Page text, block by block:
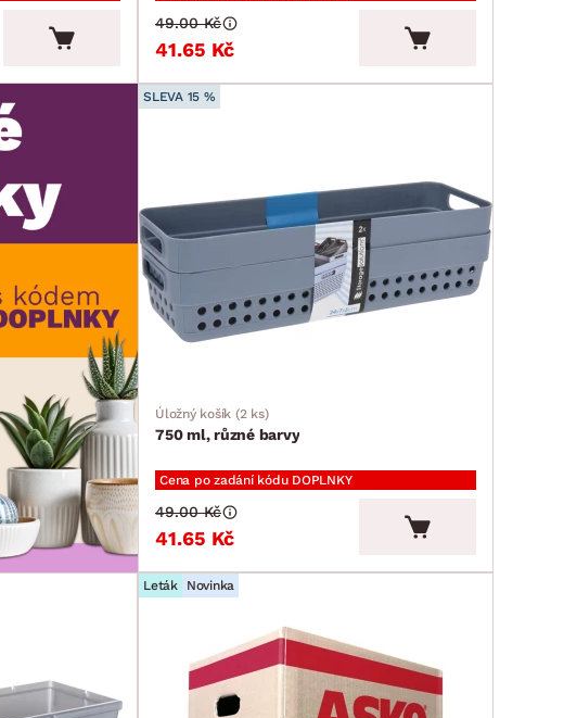
41.65 Kč
49.00 Kč
SLEVA 15 %
Úložný košík (2 ks)
750 ml, různé barvy
Cena po zadání kódu DOPLNKY
41.65 Kč
49.00 Kč
Leták Novinka